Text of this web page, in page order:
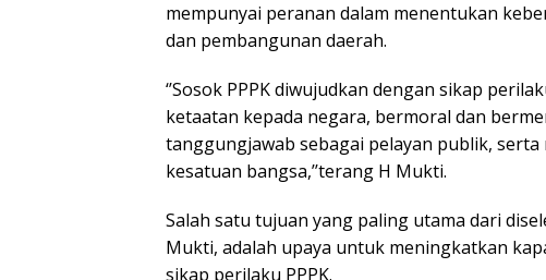
mempunyai peranan dalam menentukan
dan pembangunan daerah.
‘’Sosok PPPK diwujudkan dengan sikap
ketaatan kepada negara, bermoral dan
tanggungjawab sebagai pelayan publik,
kesatuan bangsa,’’terang H Mukti.
Salah satu tujuan yang paling utama dari
Mukti, adalah upaya untuk meningkatkan
sikap perilaku PPPK.